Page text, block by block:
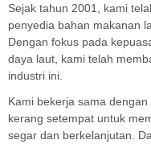
Sejak tahun 2001, kami
penyedia bahan makanan
Dengan fokus pada
daya laut, kami telah
industri ini.
Kami bekerja sama
kerang setempat untuk
segar dan berkelanjutan.